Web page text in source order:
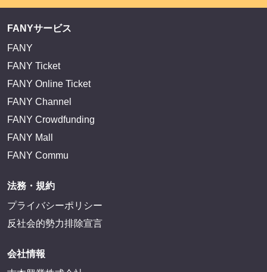
FANYサービス
FANY
FANY Ticket
FANY Online Ticket
FANY Channel
FANY Crowdfunding
FANY Mall
FANY Commu
法務・規約
プライバシーポリシー
反社会的勢力排除宣言
会社情報